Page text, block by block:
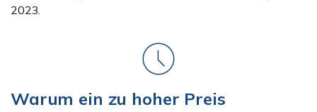
2023.
Warum ein zu hoher Preis